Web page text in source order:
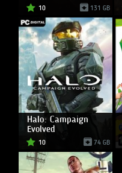
10 131 GB
Halo: Campaign
Evolved
10 74 GB